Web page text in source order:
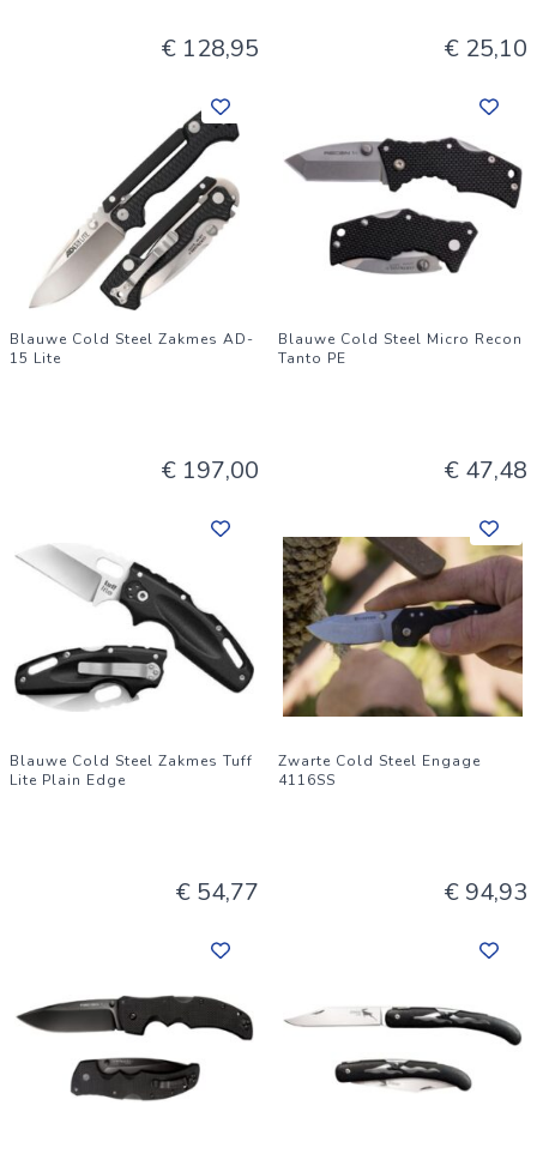
€ 128,95 € 25,10
Blauwe Cold Steel Zakmes AD-
15 Lite
€ 197,00
Blauwe Cold Steel Micro Recon
Tanto PE
€ 47,48
Blauwe Cold Steel Zakmes Tuff
Lite Plain Edge
€ 54,77
Zwarte Cold Steel Engage
4116SS
€ 94,93